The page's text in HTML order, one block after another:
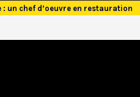
un chef d’oeuvre en restauration